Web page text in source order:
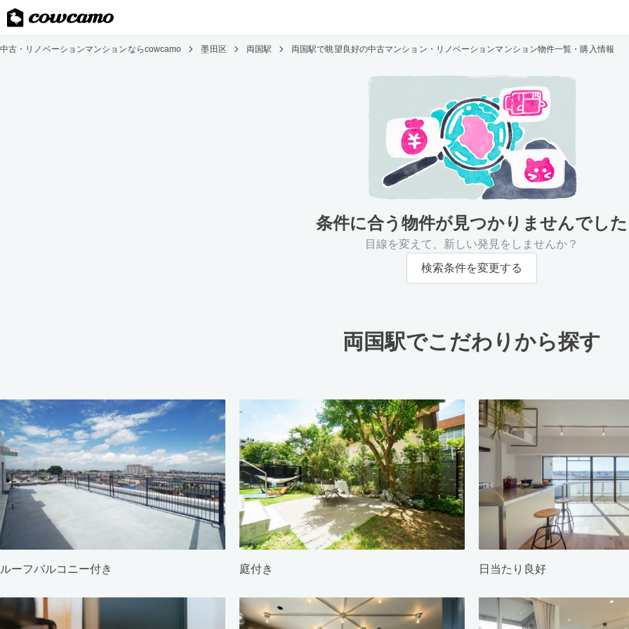
中古・リノベーションマンションならcowcamo 墨田区 両国駅 両国駅で眺望良好の中古マンション・リノベーションマンション物件一覧・購入情報
条件に合う物件が見つかりませんでした
目線を変えて、新しい発見をしませんか？
検索条件を変更する
両国駅でこだわりから探す
ルーフバルコニー付き 庭付き 日当たり良好